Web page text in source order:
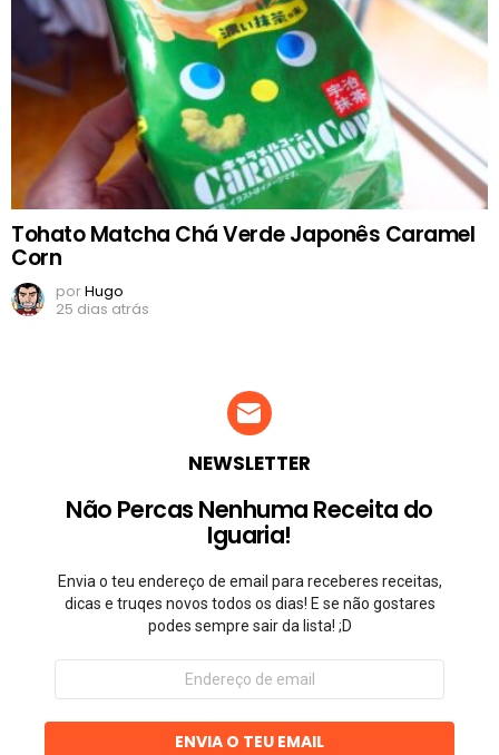
Tohato Matcha Chá Verde Japonês Caramel
Corn
porHugo
25 dias atrás
NEWSLETTER
Não Percas Nenhuma Receita do
Iguaria!
Envia o teu endereço de email para receberes receitas,
dicas e truqes novos todos os dias! E se não gostares
podes sempre sair da lista! ;D
Endereço
email
ENVIA O TEU EMAIL